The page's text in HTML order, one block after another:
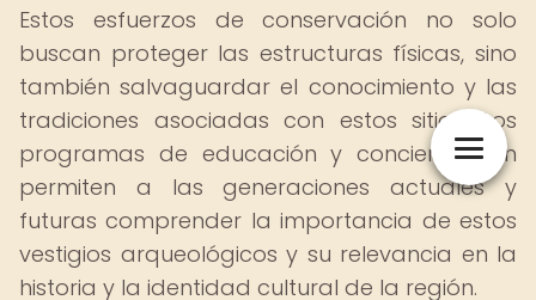
Estos esfuerzos de conservación no solo
buscan proteger las estructuras físicas, sino
también salvaguardar el conocimiento y las
tradiciones asociadas con estos sitios. Los
programas de educación y concienciación
permiten a las generaciones actuales y
futuras comprender la importancia de estos
vestigios arqueológicos y su relevancia en la
historia y la identidad cultural de la región.